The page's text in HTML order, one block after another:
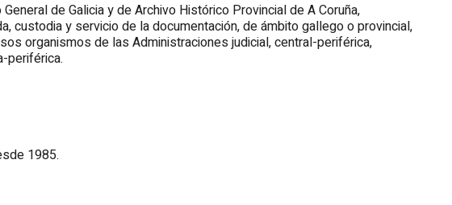
de Galicia y de Archivo Histórico Provincial de A Coruña,
custodia y servicio de la documentación, de ámbito gallego o provincial,
organismos de las Administraciones judicial, central-periférica,
periférica.
1985.